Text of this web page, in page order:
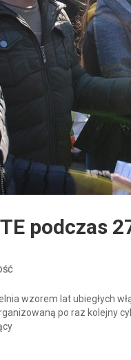
podczas
wzorem lat ubiegłych
po raz kolejny